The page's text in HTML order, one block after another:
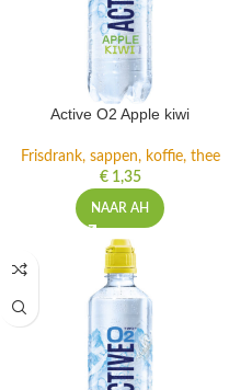
Active O2 Apple kiwi
Frisdrank, sappen, koffie, thee
€1,35
NAAR AH